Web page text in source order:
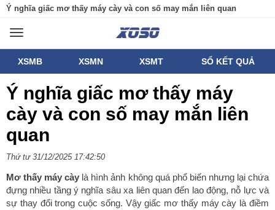
Ý nghĩa giấc mơ thấy máy cày và con số may mắn liên quan
Toggle
XSMB XSMN XSMT SỔ KẾT QUẢ
Ý nghĩa giấc mơ thấy máy
cày và con số may mắn liên
quan
Thứ tư 31/12/2025 17:42:50
Mơ thấy máy cày là hình ảnh không quá phổ biến nhưng lại chứa
đựng nhiều tầng ý nghĩa sâu xa liên quan đến lao động, nỗ lực và
sự thay đổi trong cuộc sống. Vậy giấc mơ thấy máy cày là điềm